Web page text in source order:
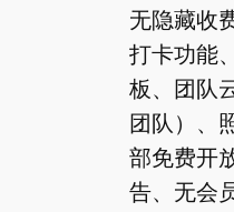
无隐藏收
打卡功能
板、团队
团队）、
部免费开
告、无会